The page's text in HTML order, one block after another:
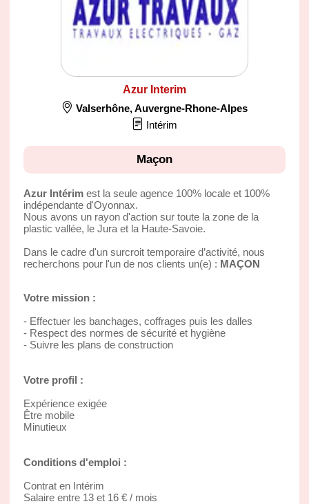
Azur Interim
Valserhône,Auvergne-Rhone-Alpes
Intérim
Maçon
Azur Intérimest la seule agence 100% locale et 100%
indépendante d'Oyonnax.
Nous avons un rayon d'action sur toute la zone de la
plastic vallée, le Jura et la Haute-Savoie.
Dans le cadre d'un surcroit temporaire d’activité, nous
recherchons pour l'un de nos clients un(e) : MAÇON
Votre mission :
- Effectuer les banchages, coffrages puis les dalles
- Respect des normes de sécurité et hygiène
- Suivre les plans de construction
Votre profil :
Expérience exigée
Être mobile
Minutieux
Conditions d'emploi :
Contrat en Intérim
Salaire entre 13 et 16 € / mois